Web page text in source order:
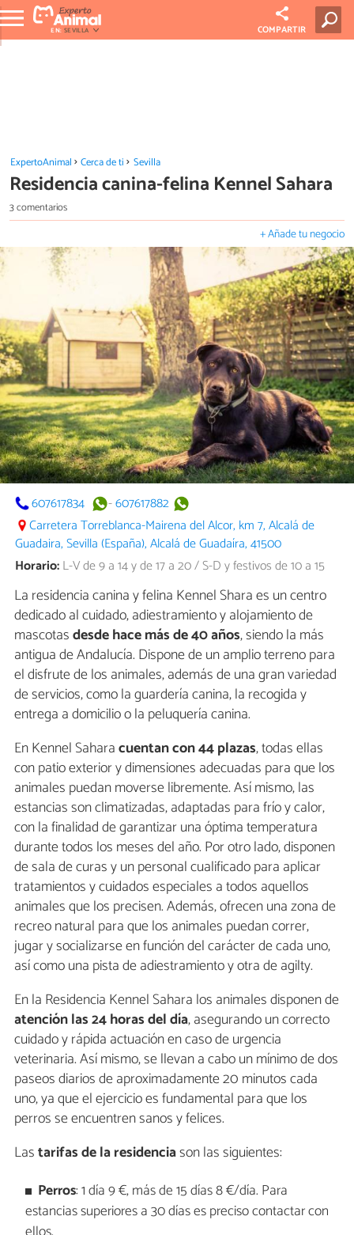
EN: SEVILLA COMPARTIR
ExpertoAnimal Cerca de ti Sevilla
Residencia canina-felina Kennel Sahara
3 comentarios
+ Añade tu negocio
607617834 -607617882
Carretera Torreblanca-Mairena del Alcor, km 7, Alcalá de
Guadaira, Sevilla (España), Alcalá de Guadaíra, 41500
Horario:L-V de 9 a 14 y de 17 a 20 / S-D y festivos de 10 a 15
La residencia canina y felina Kennel Shara es un centro
dedicado al cuidado, adiestramiento y alojamiento de
mascotasdesde hace más de 40 años, siendo la más
antigua de Andalucía. Dispone de un amplio terreno para
el disfrute de los animales, además de una gran variedad
de servicios, como la guardería canina, la recogida y
entrega a domicilio o la peluquería canina.
En Kennel Saharacuentan con 44 plazas, todas ellas
con patio exterior y dimensiones adecuadas para que los
animales puedan moverse libremente. Así mismo, las
estancias son climatizadas, adaptadas para frío y calor,
con la finalidad de garantizar una óptima temperatura
durante todos los meses del año. Por otro lado, disponen
de sala de curas y un personal cualificado para aplicar
tratamientos y cuidados especiales a todos aquellos
animales que los precisen. Además, ofrecen una zona de
recreo natural para que los animales puedan correr,
jugar y socializarse en función del carácter de cada uno,
así como una pista de adiestramiento y otra de agilty.
En la Residencia Kennel Sahara los animales disponen de
atención las 24 horas del día, asegurando un correcto
cuidado y rápida actuación en caso de urgencia
veterinaria. Así mismo, se llevan a cabo un mínimo de dos
paseos diarios de aproximadamente 20 minutos cada
uno, ya que el ejercicio es fundamental para que los
perros se encuentren sanos y felices.
Lastarifas de la residenciason las siguientes:
Perros: 1 día 9 €, más de 15 días 8 €/día. Para
estancias superiores a 30 días es preciso contactar con